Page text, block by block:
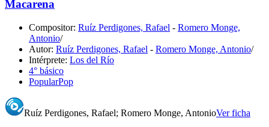
Macarena
Compositor: Ruíz Perdigones, Rafael - Romero Monge,
Antonio/
Autor: Ruíz Perdigones, Rafael - Romero Monge, Antonio/
Intérprete: Los del Río
4° básico
PopularPop
Ruíz Perdigones, Rafael; Romero Monge, AntonioVer ficha